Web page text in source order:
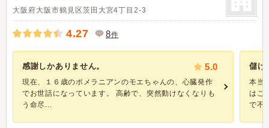
大阪府大阪市鶴見区茨田大宮4丁目2-3
4.27 8件
感謝しかありません。 5.0
現在、１６歳のポメラニアンのモエちゃんの、心臓発作
でお世話になっています。 高齢で、突然動けなくなりも
う命尽...
儲け
本当
はこ
で不